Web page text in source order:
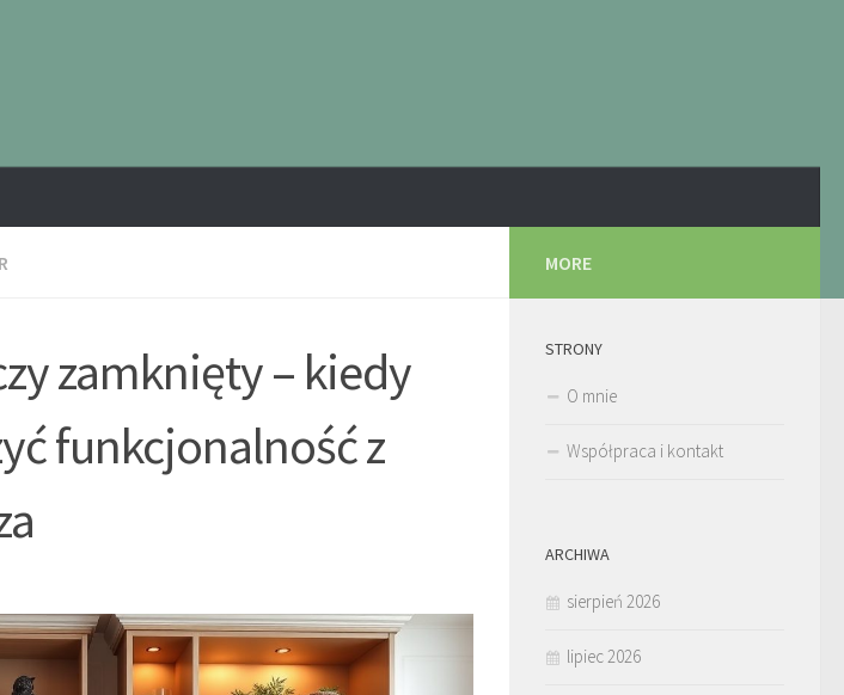
zamknięty – kiedy
funkcjonalność z
MORE
STRONY
O mnie
Współpraca i kontakt
ARCHIWA
sierpień 2026
lipiec 2026